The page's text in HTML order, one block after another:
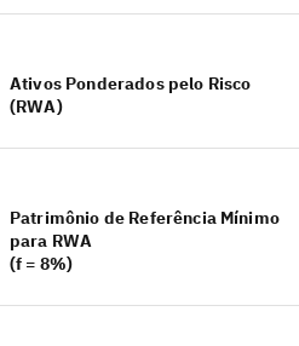
Ativos Ponderados pelo Risco
(RWA)
Patrimônio de Referência Mínimo
para RWA
(f = 8%)